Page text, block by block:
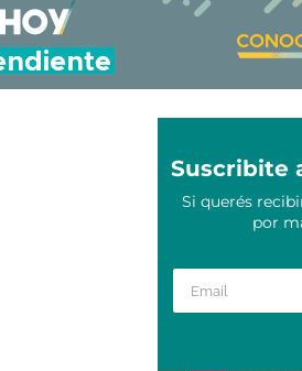
Suscribite
Si querés
por